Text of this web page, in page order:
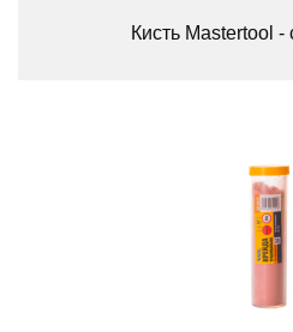
Кисть Mastertool -